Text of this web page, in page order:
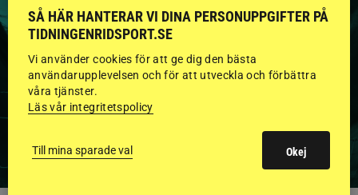
GODKÄNDA HINGSTAR I
FLERA KATEGORIER MED
BILDER OCH FAKTA
SÅ HÄR HANTERAR VI DINA PERSONUPPGIFTER PÅ
TIDNINGENRIDSPORT.SE
Vi använder cookies för att ge dig den bästa
användarupplevelsen och för att utveckla och förbättra
våra tjänster.
Läs vår integritetspolicy
Till mina sparade val Okej